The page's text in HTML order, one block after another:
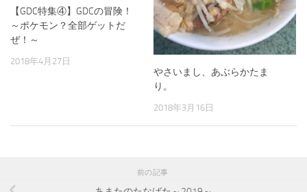
【GDC特集④】GDCの冒険！
～ポケモン？全部ゲットだ
ぜ！～
2018年4月27日
やさいまし、あぶらかたま
り。
2018年3月16日
前の記事